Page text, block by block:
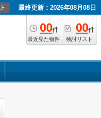
最終更新：2026年08月08日
00件
最近見た物件
00件
検討リスト